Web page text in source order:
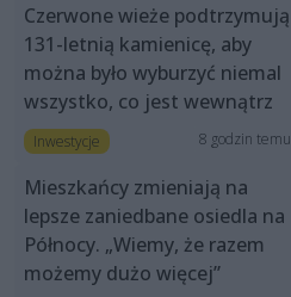
Czerwone wieże podtrzymują
131-letnią kamienicę, aby
można było wyburzyć niemal
wszystko, co jest wewnątrz
Inwestycje 8 godzin temu
Mieszkańcy zmieniają na
lepsze zaniedbane osiedla na
Północy. „Wiemy, że razem
możemy dużo więcej”